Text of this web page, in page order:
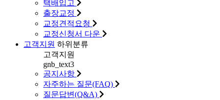
택배입고
출장교정
교정견적요청
교정신청서 다운
고객지원 하위분류
고객지원
gnb_text3
공지사항
자주하는 질문(FAQ)
질문답변(Q&A)